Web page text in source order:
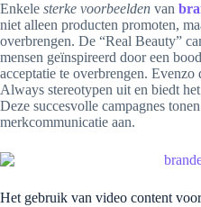
Enkele sterke voorbeelden van
niet alleen producten promoten,
overbrengen. De “Real Beauty”
mensen geïnspireerd door een
acceptatie te overbrengen.
Always stereotypen uit en biedt
Deze succesvolle campagnes
merkcommunicatie aan.
Het gebruik van video content